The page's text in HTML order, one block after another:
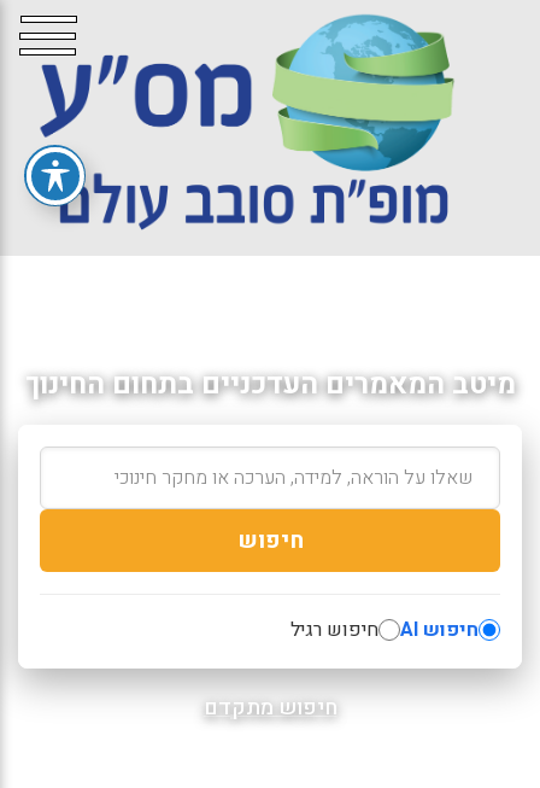
מיטב המאמרים העדכניים בתחום החינוך
חיפוש
חיפוש AI חיפוש רגיל
חיפוש מתקדם